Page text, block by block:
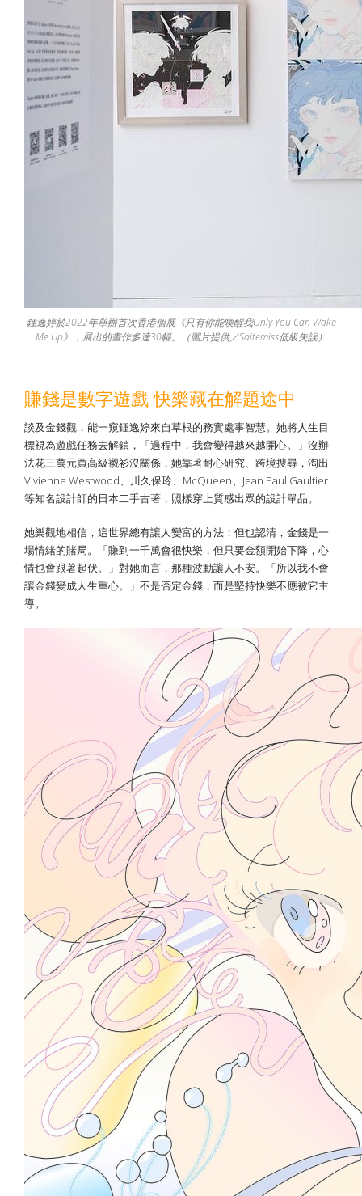
鍾逸婷於2022年舉辦首次香港個展《只有你能喚醒我Only You Can Wake
Me Up》，展出的畫作多達30幅。（圖片提供／Saitemiss低級失誤）
賺錢是數字遊戲 快樂藏在解題途中
談及金錢觀，能一窺鍾逸婷來自草根的務實處事智慧。她將人生目
標視為遊戲任務去解鎖，「過程中，我會變得越來越開心。」沒辦
法花三萬元買高級襯衫沒關係，她靠著耐心研究、跨境搜尋，淘出
Vivienne Westwood、川久保玲、McQueen、Jean Paul Gaultier
等知名設計師的日本二手古著，照樣穿上質感出眾的設計單品。
她樂觀地相信，這世界總有讓人變富的方法；但也認清，金錢是一
場情緒的賭局。「賺到一千萬會很快樂，但只要金額開始下降，心
情也會跟著起伏。」對她而言，那種波動讓人不安。「所以我不會
讓金錢變成人生重心。」不是否定金錢，而是堅持快樂不應被它主
導。